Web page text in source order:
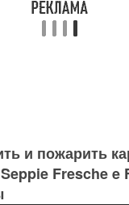
и пожарить
Fresche e